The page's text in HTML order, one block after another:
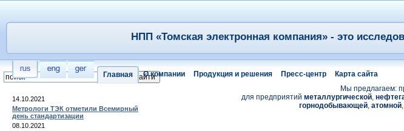
Главная О компании Продукция и решения Пресс-центр Карта сайта
НПП «Томская электронная компания» - это
14.10.2021
Метрологи ТЭК отметили Всемирный
день стандартизации
08.10.2021
Мы предлагаем:
для предприятий металлургической,
горнодобывающей, атомной,